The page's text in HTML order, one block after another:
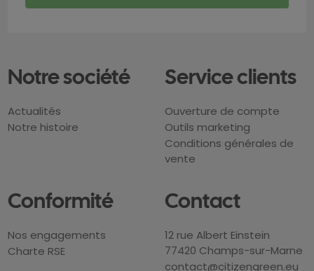
Notre société
Actualités
Notre histoire
Service clients
Ouverture de compte
Outils marketing
Conditions générales de
vente
Conformité
Nos engagements
Charte RSE
Contact
12 rue Albert Einstein
77420 Champs-sur-Marne
contact@citizengreen.eu